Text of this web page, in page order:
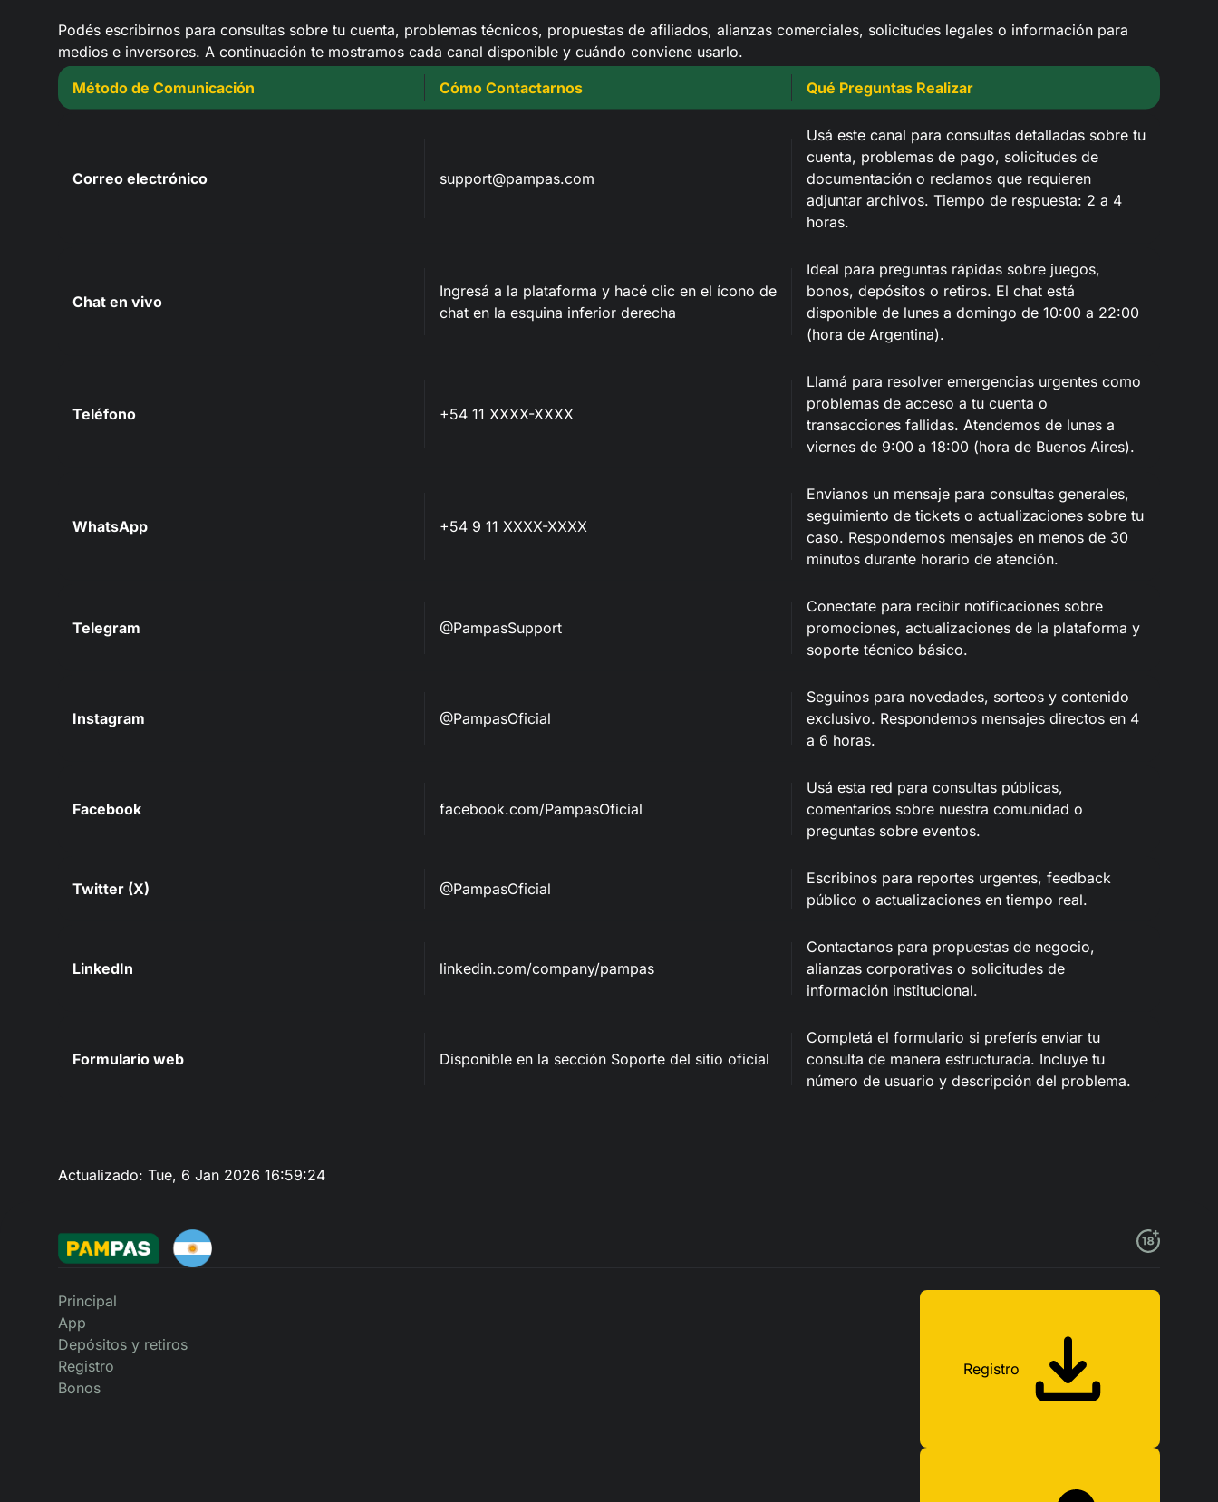
Podés escribirnos para consultas sobre tu cuenta, problemas técnicos, propuestas de afiliados, alianzas comerciales, solicitudes legales o información para
medios e inversores. A continuación te mostramos cada canal disponible y cuándo conviene usarlo.
Método de Comunicación
Cómo Contactarnos Qué Preguntas Realizar
Correo electrónico support@pampas.com
Usá este canal para consultas detalladas sobre tu
cuenta, problemas de pago, solicitudes de
documentación o reclamos que requieren
adjuntar archivos. Tiempo de respuesta: 2 a 4
horas.
Chat en vivo
Ingresá a la plataforma y hacé clic en el ícono de
chat en la esquina inferior derecha
Ideal para preguntas rápidas sobre juegos,
bonos, depósitos o retiros. El chat está
disponible de lunes a domingo de 10:00 a 22:00
(hora de Argentina).
Teléfono +54 11 XXXX-XXXX
Llamá para resolver emergencias urgentes como
problemas de acceso a tu cuenta o
transacciones fallidas. Atendemos de lunes a
viernes de 9:00 a 18:00 (hora de Buenos Aires).
WhatsApp +54 9 11 XXXX-XXXX
Envianos un mensaje para consultas generales,
seguimiento de tickets o actualizaciones sobre tu
caso. Respondemos mensajes en menos de 30
minutos durante horario de atención.
Telegram @PampasSupport
Conectate para recibir notificaciones sobre
promociones, actualizaciones de la plataforma y
soporte técnico básico.
Instagram @PampasOficial
Seguinos para novedades, sorteos y contenido
exclusivo. Respondemos mensajes directos en 4
a 6 horas.
Facebook facebook.com/PampasOficial
Usá esta red para consultas públicas,
comentarios sobre nuestra comunidad o
preguntas sobre eventos.
Twitter (X) @PampasOficial
Escribinos para reportes urgentes, feedback
público o actualizaciones en tiempo real.
LinkedIn linkedin.com/company/pampas
Contactanos para propuestas de negocio,
alianzas corporativas o solicitudes de
información institucional.
Formulario web Disponible en la sección Soporte del sitio oficial
Completá el formulario si preferís enviar tu
consulta de manera estructurada. Incluye tu
número de usuario y descripción del problema.
Actualizado: Tue, 6 Jan 2026 16:59:24
Principal
App
Depósitos y retiros
Registro
Bonos
Registro